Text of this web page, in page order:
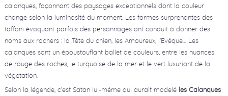
calanques, façonnant des paysages exceptionnels dont la couleur
change selon la luminosité du moment. Les formes surprenantes des
taffoni évoquant parfois des personnages ont conduit à donner des
noms aux rochers : la Tête du chien, les Amoureux, l’Evêque… Les
calanques sont un époustouflant ballet de couleurs, entre les nuances
de rouge des roches, le turquoise de la mer et le vert luxuriant de la
végétation.
Selon la légende, c’est Satan lui-même qui aurait modelé les Calanques